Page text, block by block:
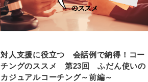
対人支援に役立つ 会話例で納得！コー
チングのススメ 第23回 ふだん使いの
カジュアルコーチング～前編～